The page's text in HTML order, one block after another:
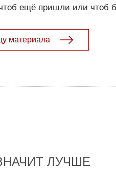
чтоб ещё пришли или чтоб
материала
ЛУЧШЕ